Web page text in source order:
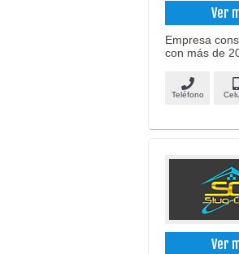
Ver
Empresa
con más de
Teléfono
Ver